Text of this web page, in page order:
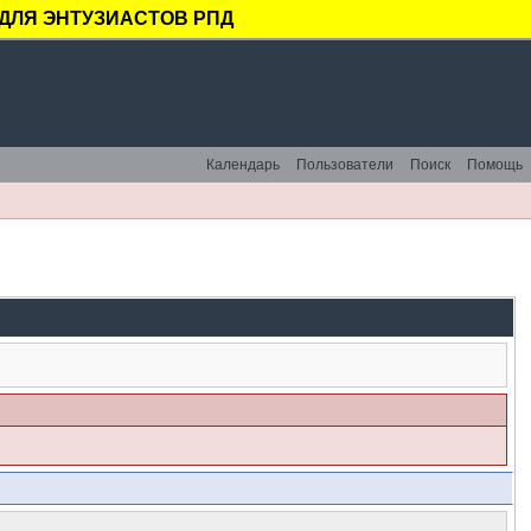
ЭНТУЗИАСТОВ РПД
Помощь
Поиск
Пользователи
Календарь